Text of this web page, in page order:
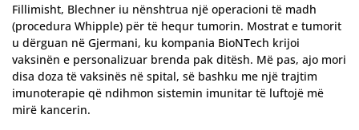
Fillimisht, Blechner iu nënshtrua një operacioni të madh
(procedura Whipple) për të hequr tumorin. Mostrat e tumorit
u dërguan në Gjermani, ku kompania BioNTech krijoi
vaksinën e personalizuar brenda pak ditësh. Më pas, ajo mori
disa doza të vaksinës në spital, së bashku me një trajtim
imunoterapie që ndihmon sistemin imunitar të luftojë më
mirë kancerin.